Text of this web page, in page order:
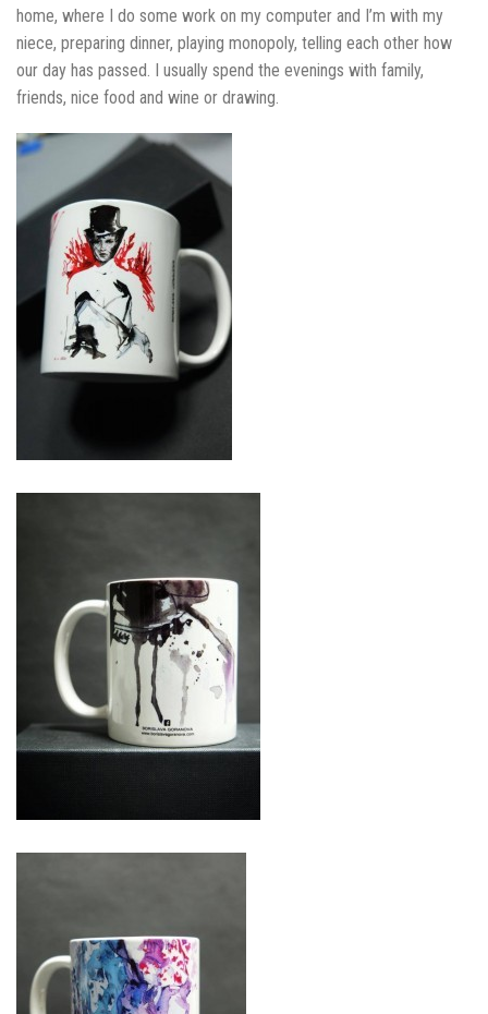
home, where I do some work on my computer and I’m with my
niece, preparing dinner, playing monopoly, telling each other how
our day has passed. I usually spend the evenings with family,
friends, nice food and wine or drawing.